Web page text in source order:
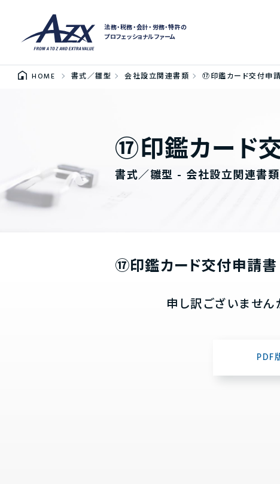
法務・税務・会計・労務・特許の
プロフェッショナルファーム
HOME 書式／雛型 会社設立関連書類 ⑰印鑑カード交付申
⑰印鑑カード
書式／雛型 - 会社設立関連書類
⑰印鑑カード交付申請書
申し訳ございません
PDF